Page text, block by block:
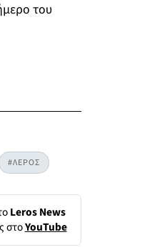
του
#ΛΕΡΟΣ
Leros News
στοYouTube